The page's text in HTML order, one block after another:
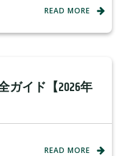
READ MORE
ガイド【2026年
READ MORE